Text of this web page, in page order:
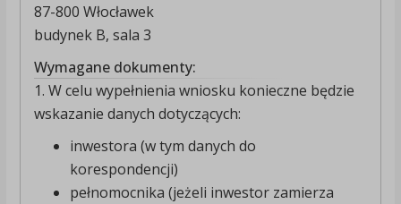
87-800 Włocławek
budynek B, sala 3
Wymagane dokumenty:
1. W celu wypełnienia wniosku konieczne będzie
wskazanie danych dotyczących:
inwestora (w tym danych do
korespondencji)
pełnomocnika (jeżeli inwestor zamierza